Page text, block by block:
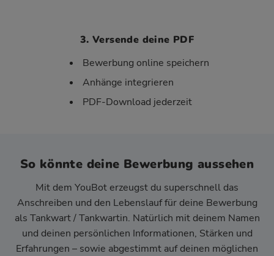
3. Versende deine PDF
Bewerbung online speichern
Anhänge integrieren
PDF-Download jederzeit
So könnte deine Bewerbung aussehen
Mit dem YouBot erzeugst du superschnell das
Anschreiben und den Lebenslauf für deine Bewerbung
als Tankwart / Tankwartin. Natürlich mit deinem Namen
und deinen persönlichen Informationen, Stärken und
Erfahrungen – sowie abgestimmt auf deinen möglichen